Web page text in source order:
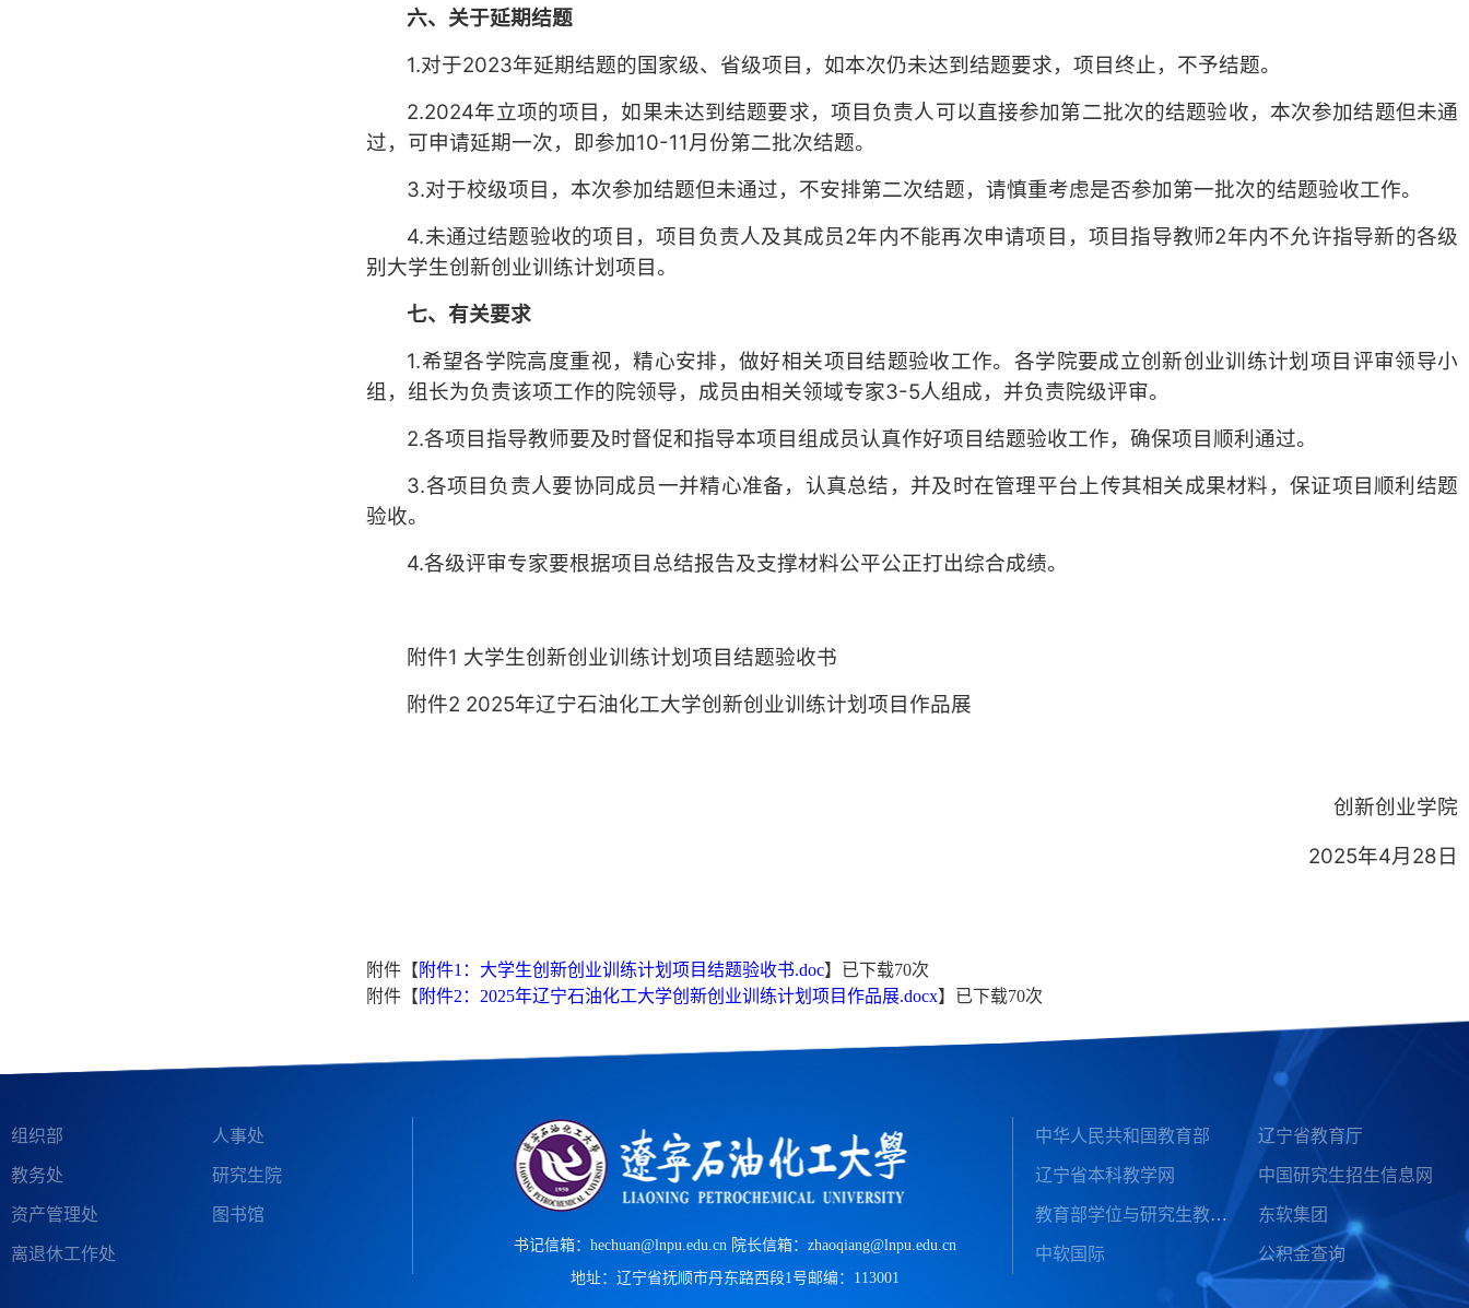
六、关于延期结题
1.对于2023年延期结题的国家级、省级项目，如本次仍未达到结题要求，项目终止，不予结题。
2.2024年立项的项目，如果未达到结题要求，项目负责人可以直接参加第二批次的结题验收，本次参加结题但未通
过，可申请延期一次，即参加10-11月份第二批次结题。
3.对于校级项目，本次参加结题但未通过，不安排第二次结题，请慎重考虑是否参加第一批次的结题验收工作。
4.未通过结题验收的项目，项目负责人及其成员2年内不能再次申请项目，项目指导教师2年内不允许指导新的各级
别大学生创新创业训练计划项目。
七、有关要求
1.希望各学院高度重视，精心安排，做好相关项目结题验收工作。各学院要成立创新创业训练计划项目评审领导小
组，组长为负责该项工作的院领导，成员由相关领域专家3-5人组成，并负责院级评审。
2.各项目指导教师要及时督促和指导本项目组成员认真作好项目结题验收工作，确保项目顺利通过。
3.各项目负责人要协同成员一并精心准备，认真总结，并及时在管理平台上传其相关成果材料，保证项目顺利结题
验收。
4.各级评审专家要根据项目总结报告及支撑材料公平公正打出综合成绩。
附件1 大学生创新创业训练计划项目结题验收书
附件2 2025年辽宁石油化工大学创新创业训练计划项目作品展
创新创业学院
2025年4月28日
附件【 附件1：大学生创新创业训练计划项目结题验收书.doc】已下载70次
附件【 附件2：2025年辽宁石油化工大学创新创业训练计划项目作品展.docx】已下载70次
书记信箱：hechuan@lnpu.edu.cn 院长信箱：zhaoqiang@lnpu.edu.cn
地址：辽宁省抚顺市丹东路西段1号邮编：113001
组织部 人事处
教务处 研究生院
资产管理处 图书馆
离退休工作处
中华人民共和国教育部 辽宁省教育厅
辽宁省本科教学网 中国研究生招生信息网
教育部学位与研究生教育信息网 东软集团
中软国际 公积金查询